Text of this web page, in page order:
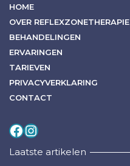
HOME
OVER REFLEXZONETHERAPIE
BEHANDELINGEN
ERVARINGEN
TARIEVEN
PRIVACYVERKLARING
CONTACT
Volg mij opInstagram
Laatste artikelen